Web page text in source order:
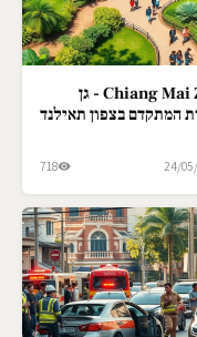
Chiang Mai Zoo - גן
המתקדם בצפון תאילנד
24/
718